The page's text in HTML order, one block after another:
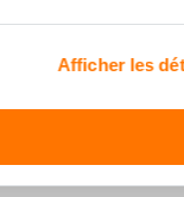
Afficher les